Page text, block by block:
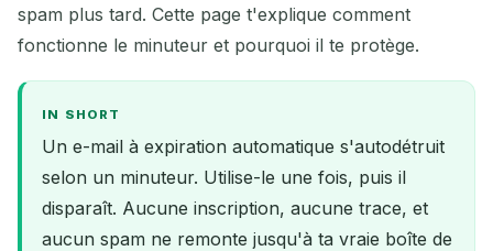
spam plus tard. Cette page t'explique comment
fonctionne le minuteur et pourquoi il te protège.
IN SHORT
Un e-mail à expiration automatique s'autodétruit
selon un minuteur. Utilise-le une fois, puis il
disparaît. Aucune inscription, aucune trace, et
aucun spam ne remonte jusqu'à ta vraie boîte de